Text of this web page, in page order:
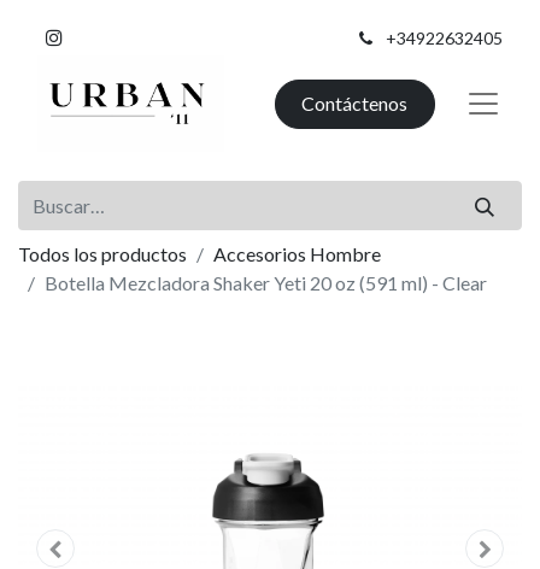
+34922632405
Contáctenos
Todos los productos
Accesorios Hombre
Botella Mezcladora Shaker Yeti 20 oz (591 ml) - Clear